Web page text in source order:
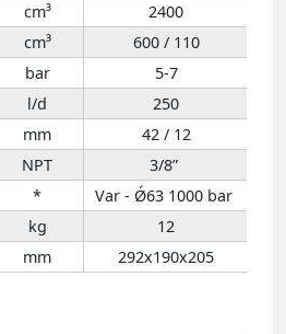
cm³
2400
cm³
600 / 110
bar
5-7
l/d
250
mm
42 / 12
NPT
3/8”
* Var - Ǿ63 1000 bar
kg
12
mm 292x190x205